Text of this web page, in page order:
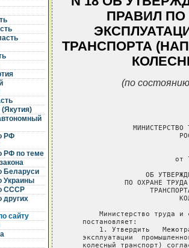
РФ
РФ по теме
Беларуси
Украины
СССР
других
сайту
ПРАВИЛ ПО
ТРАНСПОРТА
(по